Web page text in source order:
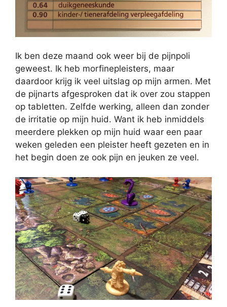
Ik ben deze maand ook weer bij de pijnpoli
geweest. Ik heb morfinepleisters, maar
daardoor krijg ik veel uitslag op mijn armen. Met
de pijnarts afgesproken dat ik over zou stappen
op tabletten. Zelfde werking, alleen dan zonder
de irritatie op mijn huid. Want ik heb inmiddels
meerdere plekken op mijn huid waar een paar
weken geleden een pleister heeft gezeten en in
het begin doen ze ook pijn en jeuken ze veel.